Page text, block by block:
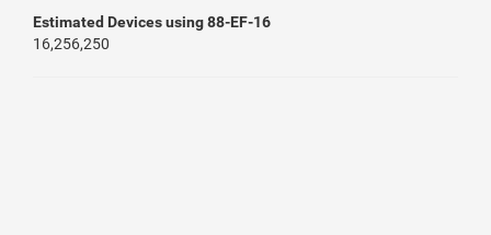
Estimated Devices using 88-EF-16
16,256,250